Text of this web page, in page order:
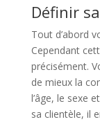
Définir
Tout d’abord
Cependant
précisément.
de mieux la
l’âge, le sexe
sa clientèle, il